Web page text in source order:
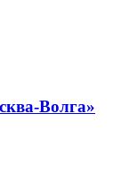
Волга»